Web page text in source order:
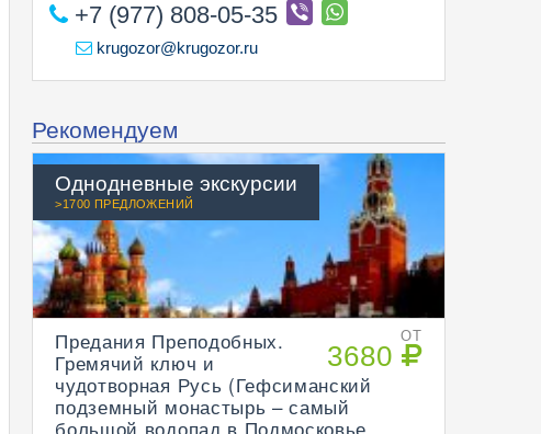
+7 (977) 808-05-35
krugozor@krugozor.ru
Рекомендуем
Однодневные экскурсии
>1700 ПРЕДЛОЖЕНИЙ
ОТ
3680
Предания Преподобных.
Гремячий ключ и
чудотворная Русь (Гефсиманский
подземный монастырь – самый
большой водопад в Подмосковье